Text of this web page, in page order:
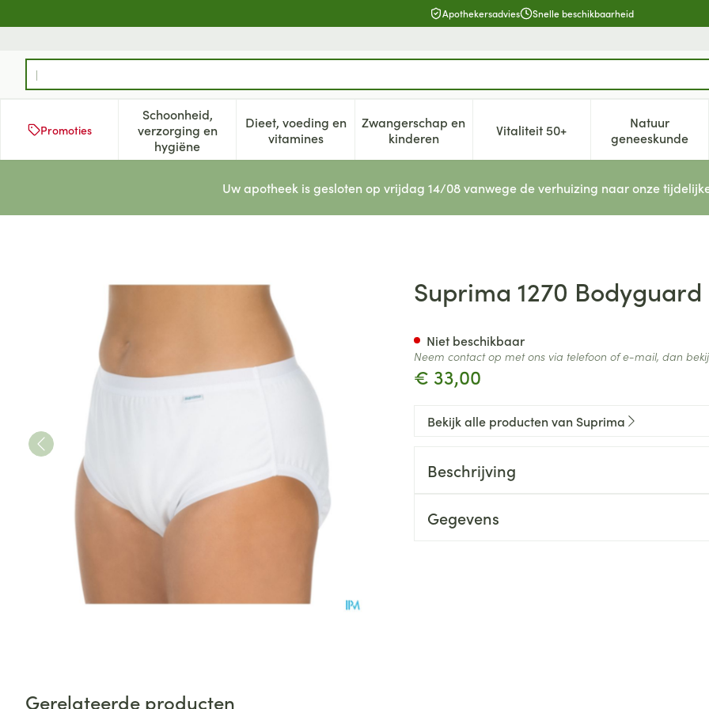
Apothekersadvies Snelle beschikbaarheid
Product, merk, categorie...
Promoties
Schoonheid,
verzorging en
hygiëne
Toon submenu voor Schoonheid, verzorging en hygiëne categorie
Dieet, voeding en
vitaminesToon submenu voor Dieet, voeding en vitamines categorie
Zwangerschap en
kinderenToon submenu voor Zwangerschap en kinderen
Vitaliteit 50+Toon submenu voor Vitaliteit
Natuur
geneeskunde
Toon
Uw apotheek is gesloten op vrijdag 14/08 vanwege de verhuizing naar onze
Suprima 1270 Bodyguard Slip Ultra Unisex Wit Xl
Suprima 1270
€ 33,00
Niet beschikbaar
Neem contact op met ons via telefoon of e-mail, dan
Bekijk alle producten van Suprima
Beschrijving
Gegevens
Gerelateerde producten